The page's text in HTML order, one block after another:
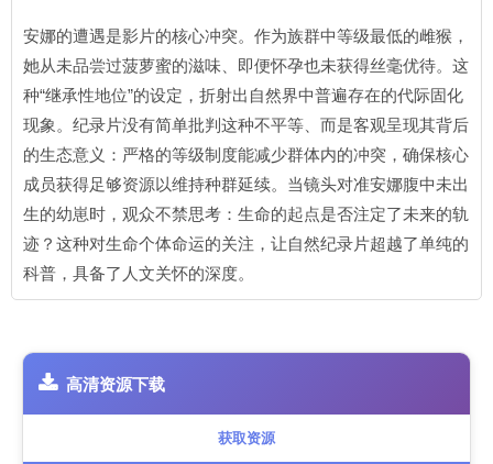
安娜的遭遇是影片的核心冲突。作为族群中等级最低的雌猴，
她从未品尝过菠萝蜜的滋味、即便怀孕也未获得丝毫优待。这
种“继承性地位”的设定，折射出自然界中普遍存在的代际固化
现象。纪录片没有简单批判这种不平等、而是客观呈现其背后
的生态意义：严格的等级制度能减少群体内的冲突，确保核心
成员获得足够资源以维持种群延续。当镜头对准安娜腹中未出
生的幼崽时，观众不禁思考：生命的起点是否注定了未来的轨
迹？这种对生命个体命运的关注，让自然纪录片超越了单纯的
科普，具备了人文关怀的深度。
高清资源下载
获取资源